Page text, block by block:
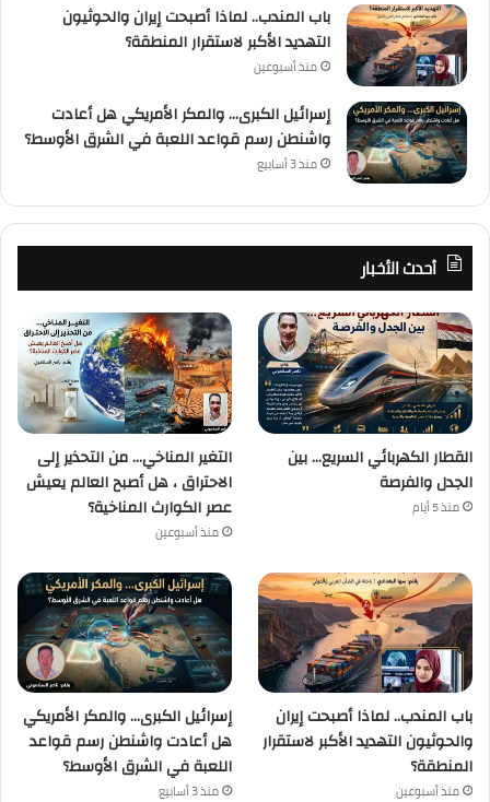
باب المندب.. لماذا أصبحت إيران والحوثيون
التهديد الأكبر لاستقرار المنطقة؟
منذ أسبوعين
إسرائيل الكبرى… والمكر الأمريكي هل أعادت
واشنطن رسم قواعد اللعبة في الشرق الأوسط؟
منذ 3 أسابيع
أحدث الأخبار
القطار الكهربائي السريع… بين
الجدل والفرصة
منذ 5 أيام
التغير المناخي… من التحذير إلى
الاحتراق ، هل أصبح العالم يعيش
عصر الكوارث المناخية؟
منذ أسبوعين
باب المندب.. لماذا أصبحت إيران
والحوثيون التهديد الأكبر لاستقرار
المنطقة؟
منذ أسبوعين
إسرائيل الكبرى… والمكر الأمريكي
هل أعادت واشنطن رسم قواعد
اللعبة في الشرق الأوسط؟
منذ 3 أسابيع